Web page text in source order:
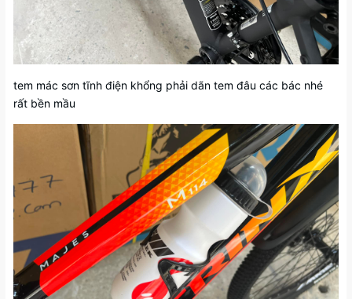
tem mác sơn tĩnh điện khổng phải dãn tem đâu các bác nhé
rất bền mầu